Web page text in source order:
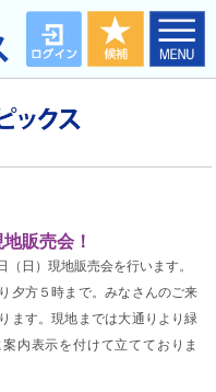
販売会！
（日）現地販売会を行います。
夕方５時まで。みなさんのご来
ます。現地までは大通りより緑
内表示を付けて立てておりま